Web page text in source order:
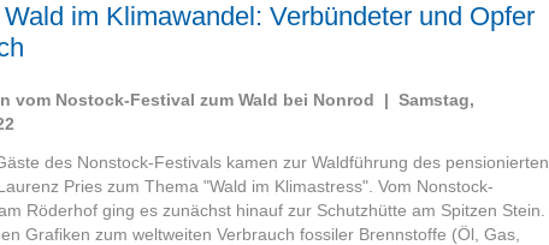
im Klimawandel: Verbündeter und Opfer
vom Nostock-Festival zum Wald bei Nonrod | Samstag,
des Nonstock-Festivals kamen zur Waldführung des pensionierten
Pries zum Thema "Wald im Klimastress". Vom Nonstock-
Röderhof ging es zunächst hinauf zur Schutzhütte am Spitzen Stein.
Grafiken zum weltweiten Verbrauch fossiler Brennstoffe (Öl, Gas,